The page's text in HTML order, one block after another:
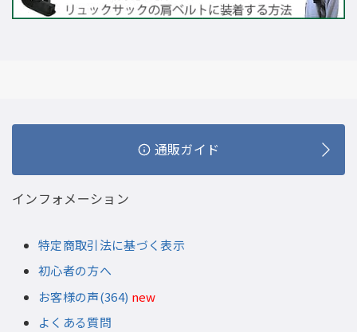
通販ガイド
インフォメーション
特定商取引法に基づく表示
初心者の方へ
お客様の声(364) new
よくある質問